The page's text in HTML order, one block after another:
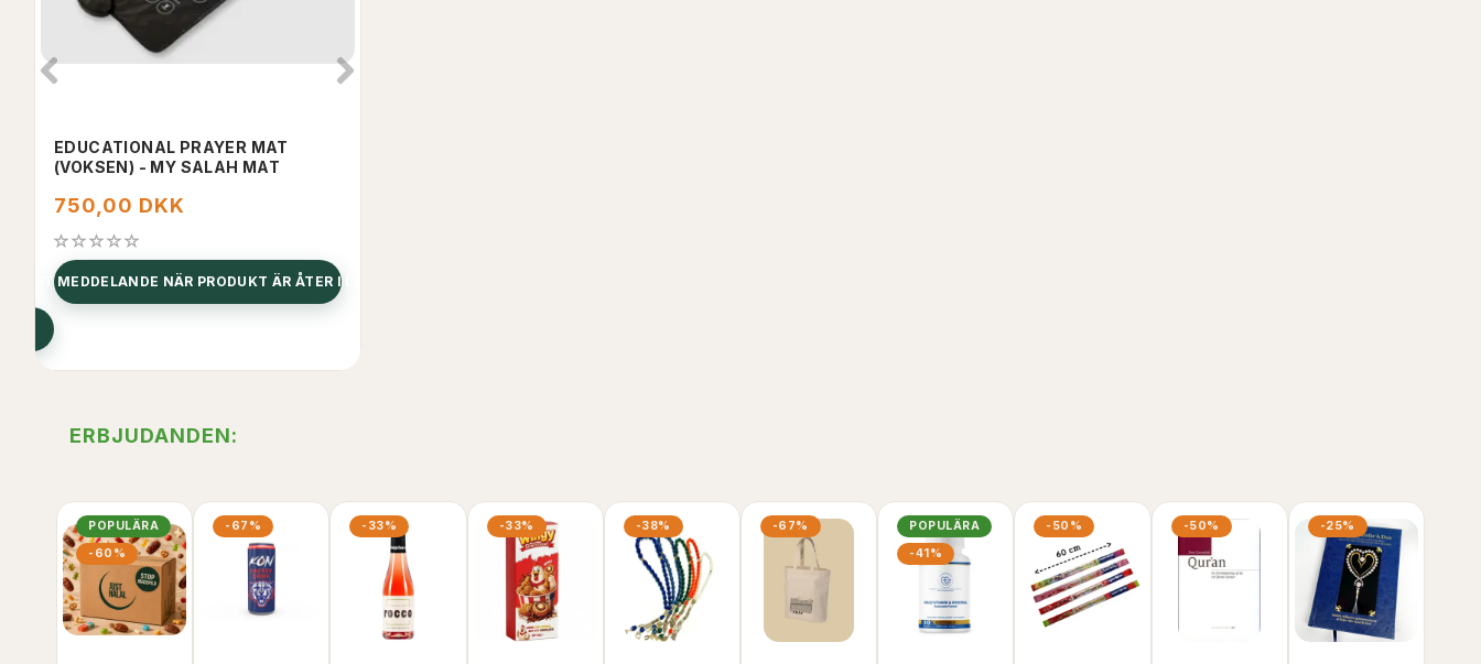
EDUCATIONAL PRAYER MAT
(VOKSEN) - MY SALAH MAT
750,00 DKK
FÅ ETT MEDDELANDE NÄR PRODUKT ÄR ÅTER I LAGER
ERBJUDANDEN:
POPULÄRA
-60%
-67% -33% -33% -38% -67%
POPULÄRA
-41%
-50% -50% -25%